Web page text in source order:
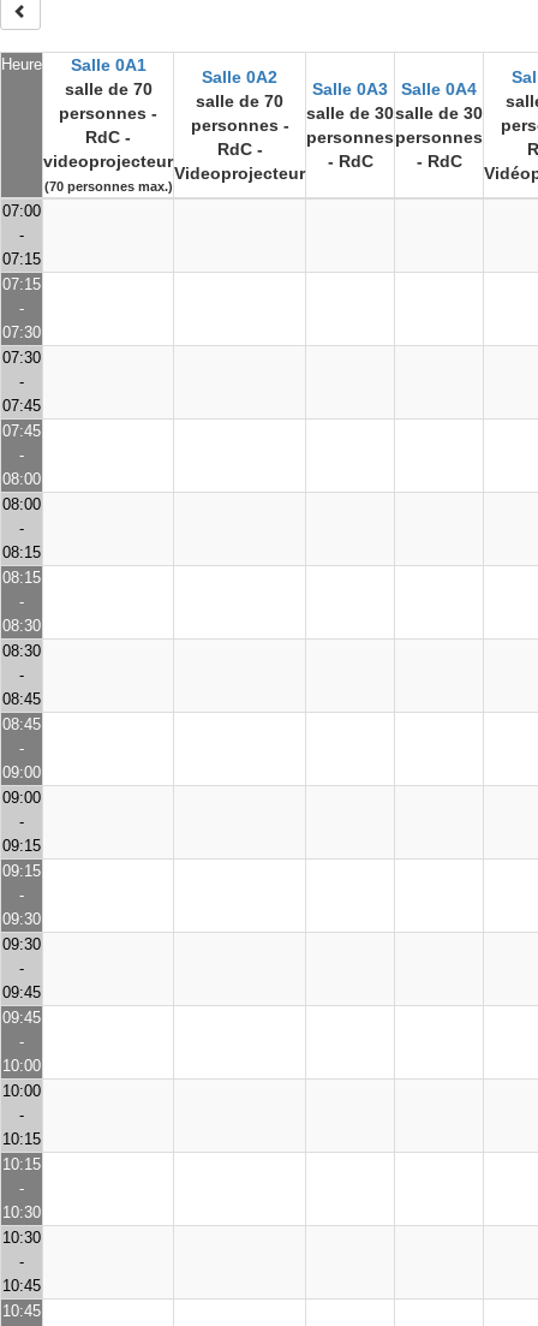
Heure
Salle 0A1
salle de 70
personnes -
RdC -
videoprojecteur
(70 personnes max.)
Salle 0A2
salle de 70
personnes -
RdC -
Videoprojecteur
Salle 0A3
salle de 30
personnes
- RdC
Salle 0A4
salle de 30
personnes
- RdC
07:00
-
07:15
07:15
-
07:30
07:30
-
07:45
07:45
-
08:00
08:00
-
08:15
08:15
-
08:30
08:30
-
08:45
08:45
-
09:00
09:00
-
09:15
09:15
-
09:30
09:30
-
09:45
09:45
-
10:00
10:00
-
10:15
10:15
-
10:30
10:30
-
10:45
10:45